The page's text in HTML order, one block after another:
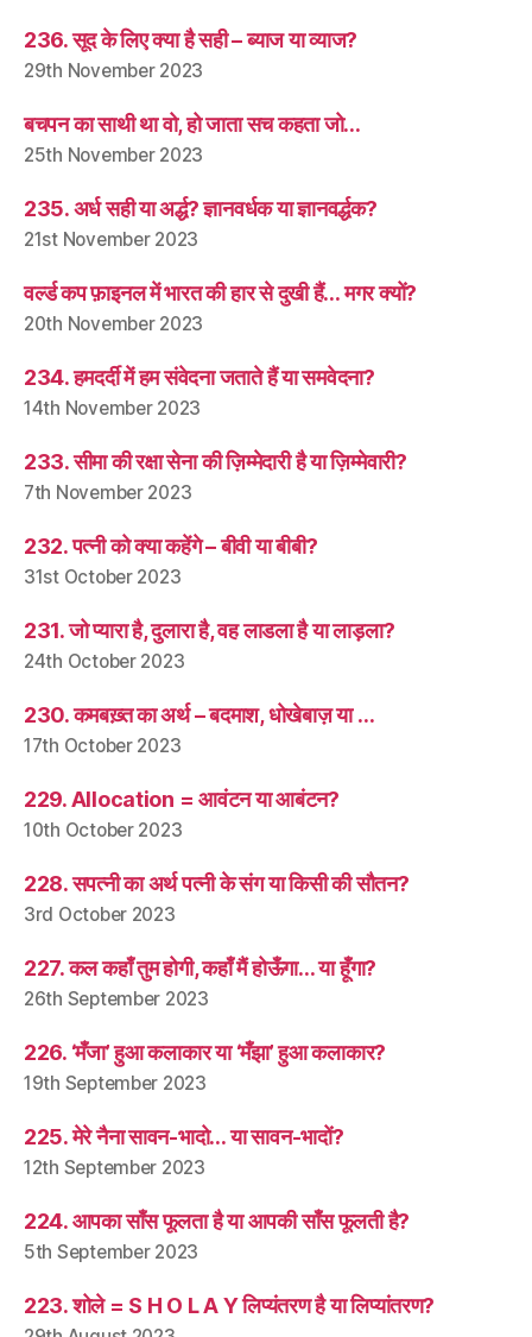
236. सूद के लिए क्या है सही – ब्याज या व्याज?
29th November 2023
बचपन का साथी था वो, हो जाता सच कहता जो…
25th November 2023
235. अर्ध सही या अर्द्ध? ज्ञानवर्धक या ज्ञानवर्द्धक?
21st November 2023
वर्ल्ड कप फ़ाइनल में भारत की हार से दुखी हैं… मगर क्यों?
20th November 2023
234. हमदर्दी में हम संवेदना जताते हैं या समवेदना?
14th November 2023
233. सीमा की रक्षा सेना की ज़िम्मेदारी है या ज़िम्मेवारी?
7th November 2023
232. पत्नी को क्या कहेंगे – बीवी या बीबी?
31st October 2023
231. जो प्यारा है, दुलारा है, वह लाडला है या लाड़ला?
24th October 2023
230. कमबख़्त का अर्थ – बदमाश, धोखेबाज़ या …
17th October 2023
229. Allocation = आवंटन या आबंटन?
10th October 2023
228. सपत्नी का अर्थ पत्नी के संग या किसी की सौतन?
3rd October 2023
227. कल कहाँ तुम होगी, कहाँ मैं होऊँगा… या हूँगा?
26th September 2023
226. ‘मँजा’ हुआ कलाकार या ‘मँझा’ हुआ कलाकार?
19th September 2023
225. मेरे नैना सावन-भादो… या सावन-भादों?
12th September 2023
224. आपका साँस फूलता है या आपकी साँस फूलती है?
5th September 2023
223. शोले = S H O L A Y लिप्यंतरण है या लिप्यांतरण?